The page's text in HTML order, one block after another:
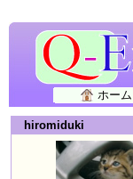
ホーム
hiromiduki